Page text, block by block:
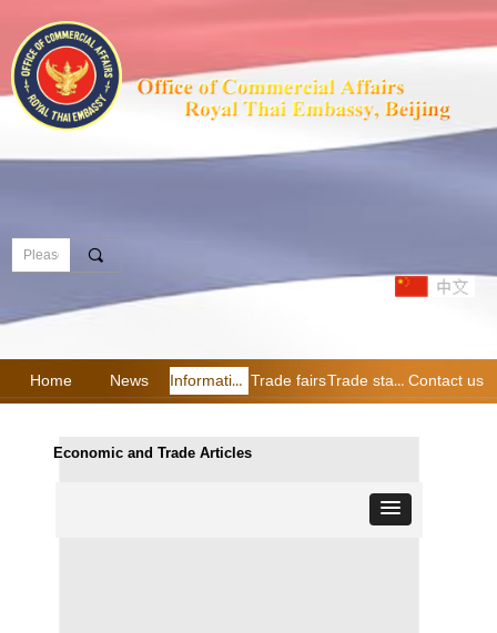
끠
Home News Information Trade fairs Trade statistics Contact us
Economic and Trade Articles